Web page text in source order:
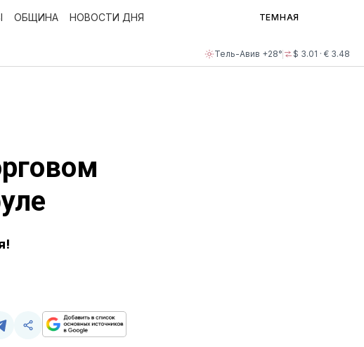
Тель-Авив +28° $ 3.01 · € 3.48
ОБЩИНА НОВОСТИ ДНЯ ТЕМНАЯ
Скопируйте